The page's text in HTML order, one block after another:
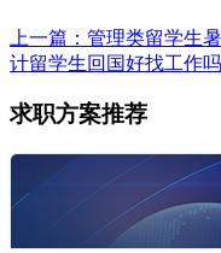
上一篇：管理类留学生
计留学生回国好找工作
求职方案推荐